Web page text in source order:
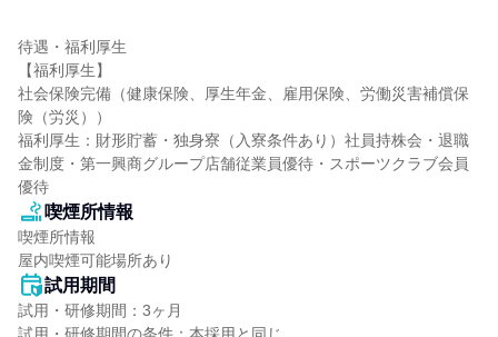
待遇・福利厚生
【福利厚生】
社会保険完備（健康保険、厚生年金、雇用保険、労働災害補償保
険（労災））
福利厚生：財形貯蓄・独身寮（入寮条件あり）社員持株会・退職
金制度・第一興商グループ店舗従業員優待・スポーツクラブ会員
優待
喫煙所情報
喫煙所情報
屋内喫煙可能場所あり
試用期間
試用・研修期間：3ヶ月